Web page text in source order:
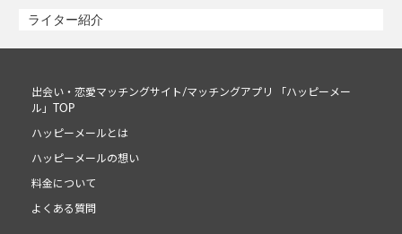
ライター紹介
出会い・恋愛マッチングサイト/マッチングアプリ 「ハッピーメー
ル」TOP
ハッピーメールとは
ハッピーメールの想い
料金について
よくある質問